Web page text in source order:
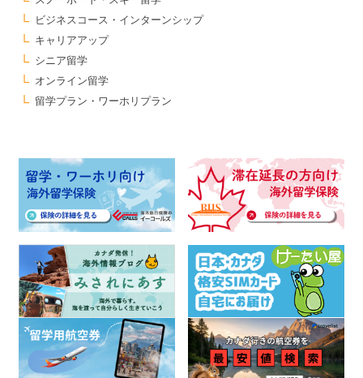
ビジネスコース・インターンシップ
キャリアアップ
シニア留学
オンライン留学
留学プラン・ワーホリプラン